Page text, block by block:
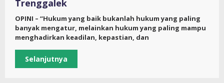
Trenggalek
OPINI – “Hukum yang baik bukanlah hukum yang paling
banyak mengatur, melainkan hukum yang paling mampu
menghadirkan keadilan, kepastian, dan
Selanjutnya